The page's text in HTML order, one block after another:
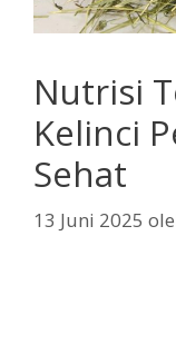
Nutrisi
Kelinci
Sehat
13 Juni 2025